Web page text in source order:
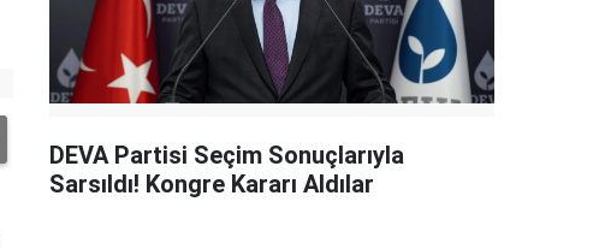
DEVA Partisi Seçim Sonuçlarıyla
Sarsıldı! Kongre Kararı Aldılar